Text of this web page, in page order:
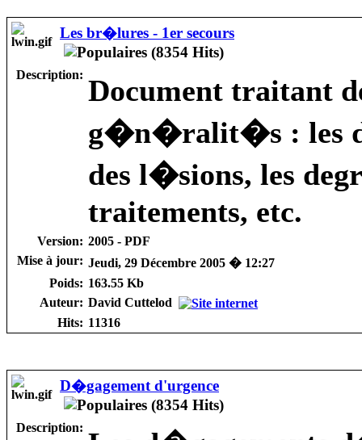
Les br�lures - 1er secours
Description: Document traitant
g�n�ralit�s : les
des l�sions, les
traitements, etc.
Version: 2005 - PDF
Mise à jour: Jeudi, 29 Décembre 2005 � 12:27
Poids: 163.55 Kb
Auteur: David Cuttelod
Hits: 11316
D�gagement d'urgence
Description: